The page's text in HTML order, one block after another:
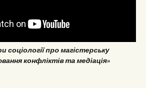
соціології про магістерську
конфліктів та медіація»